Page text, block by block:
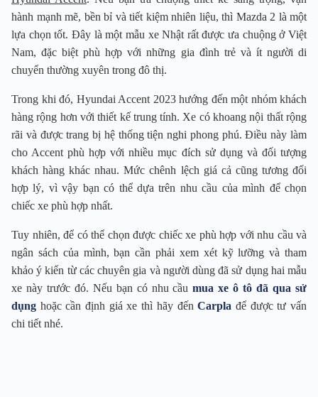
hành mạnh mẽ, bền bỉ và tiết kiệm nhiên liệu, thì Mazda 2 là một
lựa chọn tốt. Đây là một mẫu xe Nhật rất được ưa chuộng ở Việt
Nam, đặc biệt phù hợp với những gia đình trẻ và ít người di
chuyển thường xuyên trong đô thị.
Trong khi đó, Hyundai Accent 2023 hướng đến một nhóm khách
hàng rộng hơn với thiết kế trung tính. Xe có khoang nội thất rộng
rãi và được trang bị hệ thống tiện nghi phong phú. Điều này làm
cho Accent phù hợp với nhiều mục đích sử dụng và đối tượng
khách hàng khác nhau. Mức chênh lệch giá cả cũng tương đối
hợp lý, vì vậy bạn có thể dựa trên nhu cầu của mình để chọn
chiếc xe phù hợp nhất.
Tuy nhiên, để có thể chọn được chiếc xe phù hợp với nhu cầu và
ngân sách của mình, bạn cần phải xem xét kỹ lưỡng và tham
khảo ý kiến từ các chuyên gia và người dùng đã sử dụng hai mẫu
xe này trước đó. Nếu bạn có nhu cầumua xe ô tô đã qua sử
dụng hoặc cần định giá xe thì hãy đếnCarpla để được tư vấn
chi tiết nhé.